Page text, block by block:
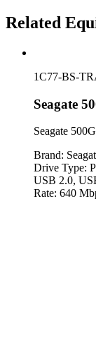
Related
1C77-BS-
Seagate
Seagate
Brand:
Drive Type:
USB 2.0,
Rate: 640